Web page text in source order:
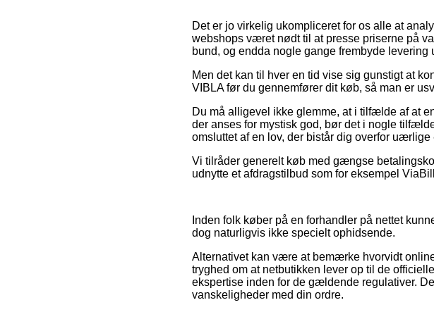
Det er jo virkelig ukompliceret for os alle at
webshops været nødt til at presse priserne på
bund, og endda nogle gange frembyde levering
Men det kan til hver en tid vise sig gunstigt at
VIBLA før du gennemfører dit køb, så man er
Du må alligevel ikke glemme, at i tilfælde af at
der anses for mystisk god, bør det i nogle
omsluttet af en lov, der bistår dig overfor uærlige
Vi tilråder generelt køb med gængse
udnytte et afdragstilbud som for eksempel
Inden folk køber på en forhandler på nettet
dog naturligvis ikke specielt ophidsende.
Alternativet kan være at bemærke hvorvidt
tryghed om at netbutikken lever op til de
ekspertise inden for de gældende regulativer.
vanskeligheder med din ordre.